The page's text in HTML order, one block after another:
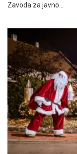
Zavoda za javno…